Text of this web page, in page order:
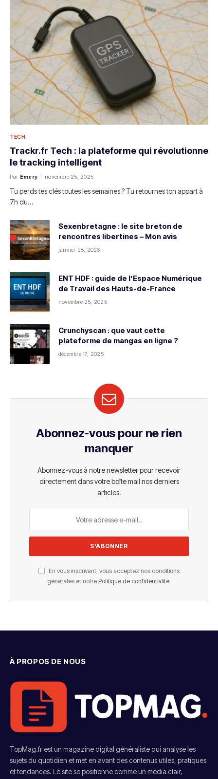
TECH
Trackr.fr Tech : la plateforme qui révolutionne
le tracking intelligent
Par Émery novembre 25, 2025
Tu perds tes clés toutes les semaines ? Tu retournes ton appart à
7h du…
Sexenbretagne : le site breton de
rencontres libertines – Mon avis
janvier 28, 2026
ENT HDF : guide de l’Espace Numérique
de Travail des Hauts-de-France
novembre 25, 2025
Crunchyscan : que vaut cette
plateforme de mangas en ligne ?
décembre 17, 2025
Abonnez-vous pour ne rien
manquer
Abonnez-vous à notre newsletter pour recevoir
directement dans votre boîte mail nos derniers
articles.
En vous inscrivant, vous acceptez nos conditions
générales et notre Politique de confidentialité.
À PROPOS DE NOUS
TopMag.fr est un magazine digital généraliste qui analyse les
sujets du quotidien et met en avant des contenus utiles, pratiques
et tendances. Le site se positionne comme un média clair,